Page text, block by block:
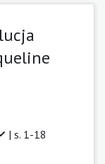
| s. 1-18